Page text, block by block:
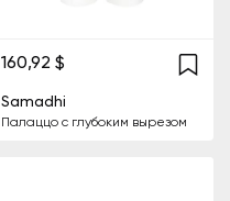
160,92 $
Samadhi
Палаццо с глубоким вырезом